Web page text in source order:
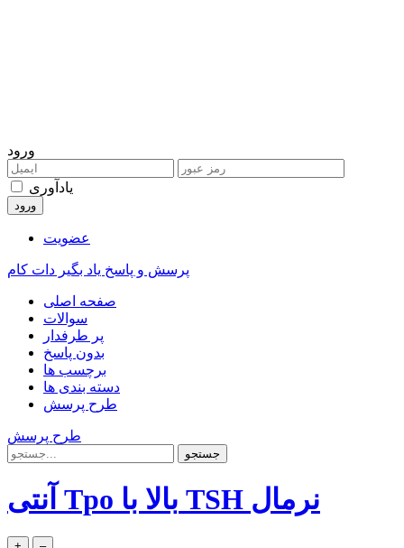
ورود
یادآوری
عضویت
پرسش و پاسخ یاد بگیر دات کام
صفحه اصلی
سوالات
پر طرفدار
بدون پاسخ
برچسب ها
دسته بندی ها
طرح پرسش
طرح پرسش
آنتی Tpo بالا با TSH نرمال